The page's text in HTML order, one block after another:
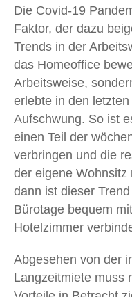
Die Covid-19
Faktor, der dazu
Trends in der
das Homeoffice
Arbeitsweise,
erlebte in den
Aufschwung. So ist
einen Teil der
verbringen und die
der eigene Wohnsitz
dann ist dieser
Bürotage bequem
Hotelzimmer
Abgesehen von der
Langzeitmiete muss